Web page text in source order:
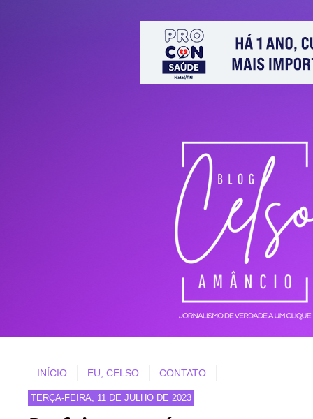
INÍCIO EU, CELSO CONTATO
TERÇA-FEIRA, 11 DE JULHO DE 2023